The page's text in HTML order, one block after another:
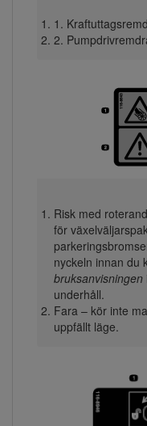
1.
2.
Risk med
för
nyckeln innan du
bruksanvisningen
underhåll.
Fara – kör inte
uppfällt läge.